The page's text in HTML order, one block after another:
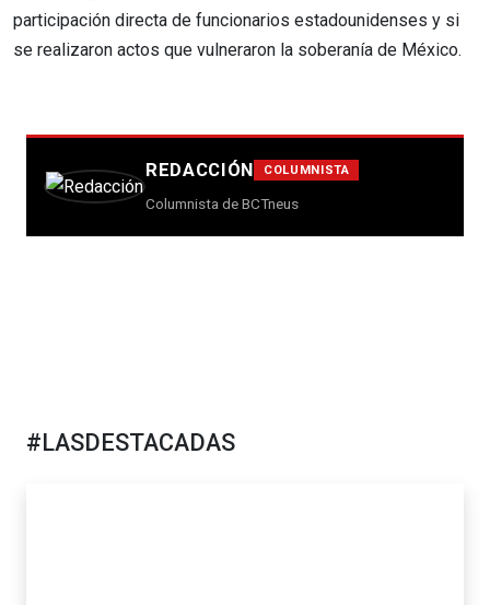
participación directa de funcionarios estadounidenses y si
se realizaron actos que vulneraron la soberanía de México.
REDACCIÓN COLUMNISTA
Columnista de BCTneus
#LASDESTACADAS